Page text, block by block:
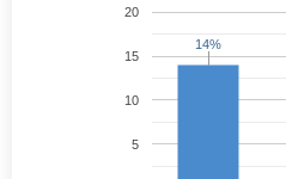
5
10
15
20
14%
14%